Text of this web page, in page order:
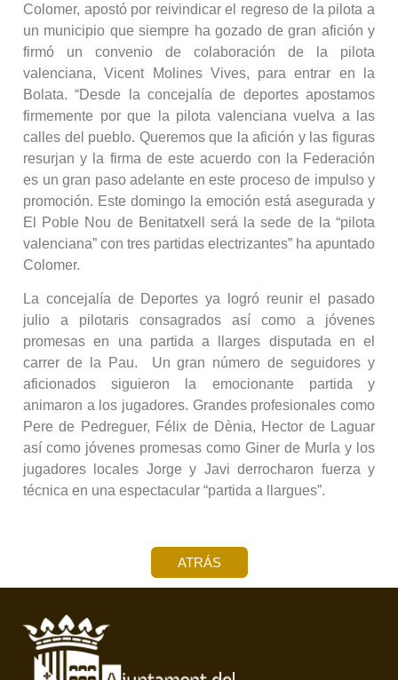
Colomer, apostó por reivindicar el regreso de la pilota a
un municipio que siempre ha gozado de gran afición y
firmó un convenio de colaboración de la pilota
valenciana, Vicent Molines Vives, para entrar en la
Bolata. “Desde la concejalía de deportes apostamos
firmemente por que la pilota valenciana vuelva a las
calles del pueblo. Queremos que la afición y las figuras
resurjan y la firma de este acuerdo con la Federación
es un gran paso adelante en este proceso de impulso y
promoción. Este domingo la emoción está asegurada y
El Poble Nou de Benitatxell será la sede de la “pilota
valenciana” con tres partidas electrizantes” ha apuntado
Colomer.
La concejalía de Deportes ya logró reunir el pasado
julio a pilotaris consagrados así como a jóvenes
promesas en una partida a llarges disputada en el
carrer de la Pau. Un gran número de seguidores y
aficionados siguieron la emocionante partida y
animaron a los jugadores. Grandes profesionales como
Pere de Pedreguer, Félix de Dènia, Hector de Laguar
así como jóvenes promesas como Giner de Murla y los
jugadores locales Jorge y Javi derrocharon fuerza y
técnica en una espectacular “partida a llargues”.
ATRÁS